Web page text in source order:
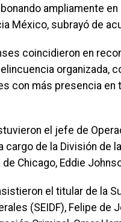
ampliamente
México, subrayó de
coincidieron en
organizada,
con más presencia en
el jefe de
de la División de
Chicago, Eddie
el titular de la
(SEIDF), Felipe de